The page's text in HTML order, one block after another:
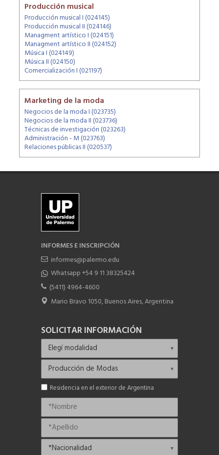
Producción musical
Producción musical I (024145)
Producción musical II (024146)
Managment artístico I (024151)
Managment artístico II (024152)
Música I (024149)
Música II (024150)
Comercialización I (021197)
Marketing de la moda
Negocios de la moda I (023735)
Negocios de la moda II (023736)
Técnicas de investigación (023263)
Administración - M (023763)
Relaciones públicas II (020537)
INFORMES E INSCRIPCIÓN
informes@palermo.edu
Whatsapp +54 9 11 38325424
(5411) 4964-4600
Mario Bravo 1050, Buenos Aires, Argentina
SOLICITAR INFORMACIÓN
Residencia en el exterior de Argentina